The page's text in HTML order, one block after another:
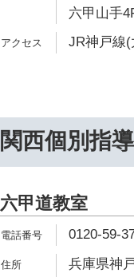
六甲山手
JR神戸線
関西個別指
六甲道教室
0120-59-
兵庫県神